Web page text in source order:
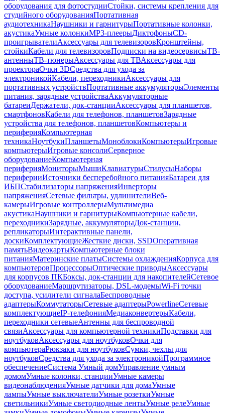
оборудования для фотостудииСтойки, системы крепления для
студийного оборудованияПортативная
аудиотехникаНаушники и гарнитурыПортативные колонки,
акустикаУмные колонкиMP3-плеерыДиктофоныCD-
проигрывателиАксессуары для телевизоровКронштейны,
стойкиКабели для телевизоровПодписки на видеосервисыТВ-
антенныТВ-тюнерыАксессуары для ТВАксессуары для
проектораОчки 3DСредства для ухода за
электроникойКабели, переходникиАксессуары для
портативных устройствПортативные аккумуляторыЭлементы
питания, зарядные устройстваАккумуляторные
батареиДержатели, док-станцииАксессуары для планшетов,
смартфоновКабели для телефонов, планшетовЗарядные
устройства для телефонов, планшетовКомпьютеры и
периферияКомпьютерная
техникаНоутбукиПланшетыМоноблокиКомпьютерыИгровые
компьютерыИгровые консолиСерверное
оборудованиеКомпьютерная
периферияМониторыМышиКлавиатурыСтилусыНаборы
периферииИсточники бесперебойного питанияБатареи для
ИБПСтабилизаторы напряженияИнверторы
напряженияСетевые фильтры, удлинителиВеб-
камерыИгровые контроллерыМультимедиа
акустикаНаушники и гарнитурыКомпьютерные кабели,
переходникиЗарядные, аккумуляторыДок-станции,
репликаторыИнтерактивные панели,
доскиКомплектующиеЖесткие диски, SSDОперативная
памятьВидеокартыКомпьютерные блоки
питанияМатеринские платыСистемы охлажденияКорпуса для
компьютеровПроцессорыОптические приводыАксессуары
для корпусов ПКБоксы, док-станции для накопителейСетевое
оборудованиеМаршрутизаторы, DSL-модемыWi-Fi точки
доступа, усилители сигналаБеспроводные
адаптерыКоммутаторыСетевые адаптерыPowerlineСетевые
комплектующиеIP-телефонияМедиаконвертерыКабели,
переходники сетевыеАнтенны для беспроводной
связиАксессуары для компьютерной техникиПодставки для
ноутбуковАксессуары для ноутбуковОчки для
компьютераРюкзаки для ноутбуковСумки, чехлы для
ноутбуковСредства для ухода за электроникойПрограммное
обеспечениеСистема Умный домУправление умным
домомУмные колонки, станцииУмные камеры
видеонаблюденияУмные датчики для домаУмные
лампыУмные выключателиУмные розеткиУмные
светильникиУмные светодиодные лентыУмные релеУмные